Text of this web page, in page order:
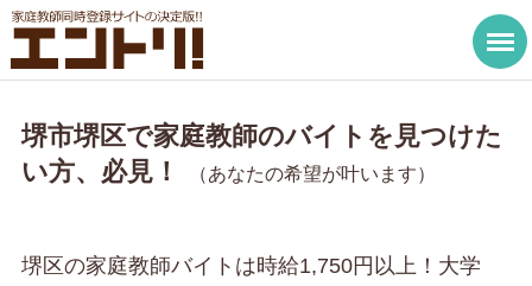
堺市堺区で家庭教師のバイトを見つけた
い方、必見！
（あなたの希望が叶います）
堺区の家庭教師バイトは時給1,750円以上！大学